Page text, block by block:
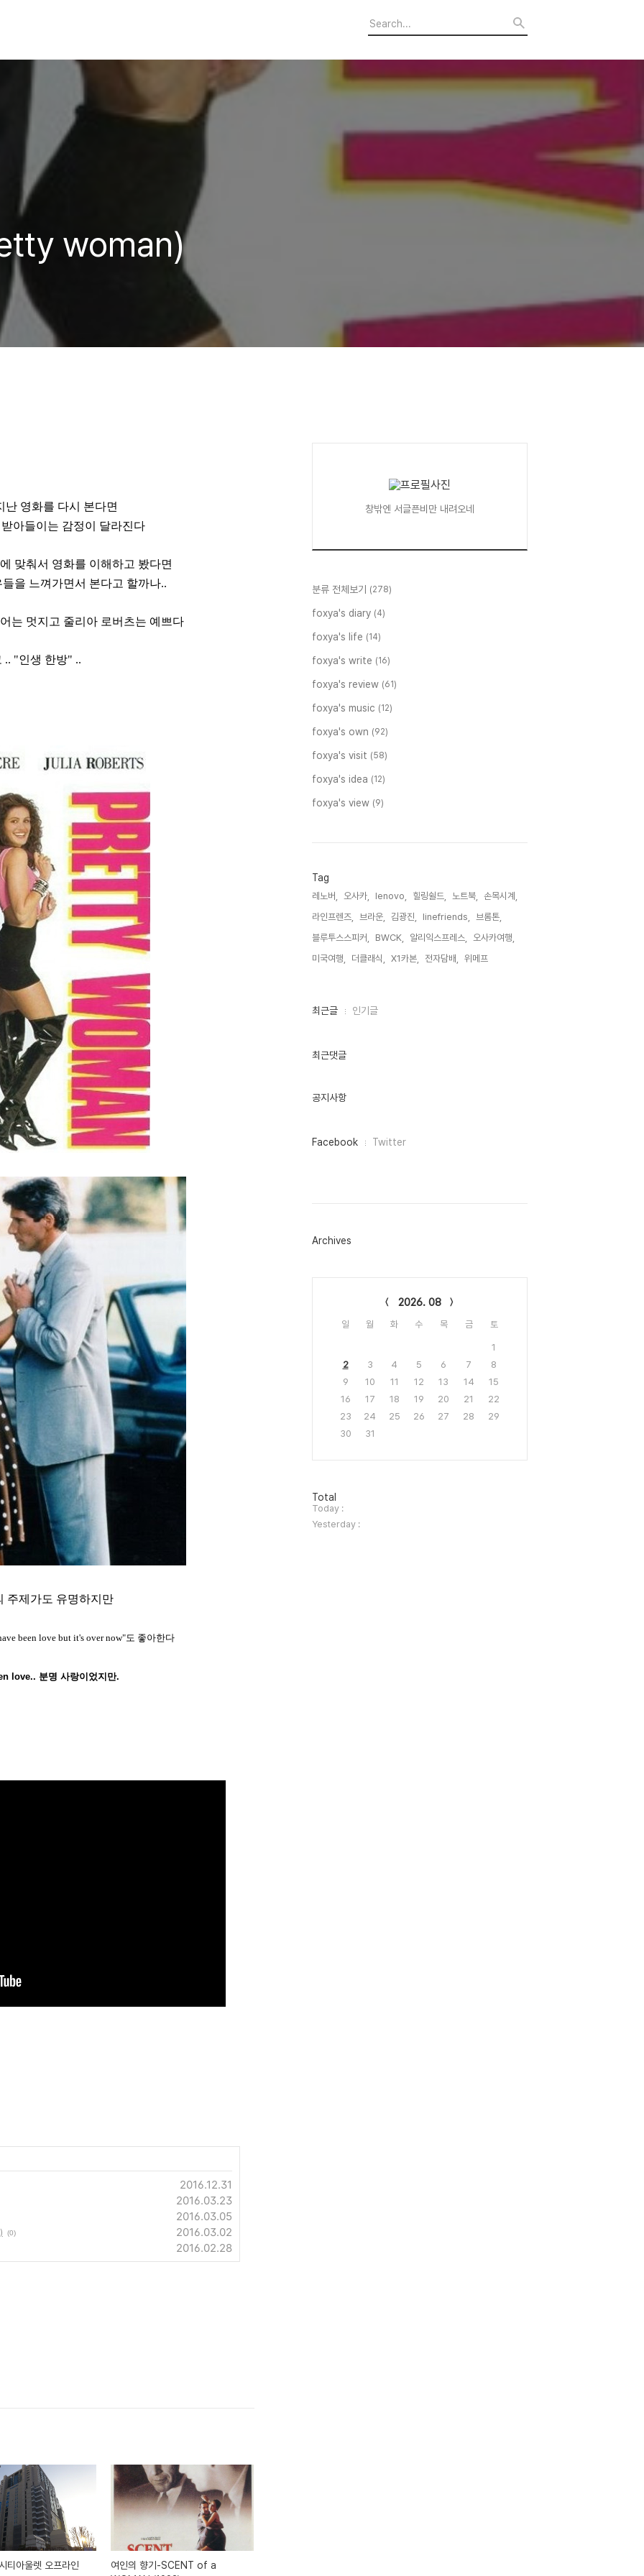
woman)
난 영화를 다시 본다면
아들이는 감정이 달라진다
맞춰서 영화를 이해하고 봤다면
을 느껴가면서 본다고 할까나..
는 멋지고 줄리아 로버츠는 예쁘다
.. "인생 한방" ..
주제가도 유명하지만
been love but it's over now"도 좋아한다
love.. 분명 사랑이었지만.
2016.12.31
2016.03.23
2016.03.05
(0)
2016.03.02
2016.02.28
티아울렛 오프라인
여인의 향기-SCENT of a
창밖엔 서글픈비만 내려오네
분류 전체보기 (278)
foxya's diary (4)
foxya's life (14)
foxya's write (16)
foxya's review (61)
foxya's music (12)
foxya's own (92)
foxya's visit (58)
foxya's idea (12)
foxya's view (9)
Tag
레노버, 오사카, lenovo, 힐링쉴드, 노트북,
손목시계,
라인프렌즈,
브라운, 김광진, linefriends,
브롬톤,
블루투스스피커,
BWCK, 알리익스프레스,
오사카여행,
미국여행,
더클래식, X1카본, 전자담배, 위메프,
최
인
최근글 인기글
최근댓글
공지사항
페
그
Facebook Twitter
Archives
2026. 08
일 월 화 수 목 금 토
1
2
3 4 5 6 7
8
9
10 11 12 13 14
15
16
17 18 19 20 21
22
23
24 25 26 27 28
29
30
31
방
문
자
수
Total
Today :
Yesterday :